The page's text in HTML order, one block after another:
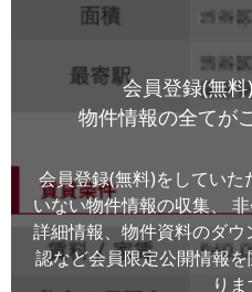
会員登録(無
物件情報の全てが
会員登録(無料)をしてい
いない物件情報の収集、
詳細情報、物件資料のダウ
認など会員限定公開情報
りま